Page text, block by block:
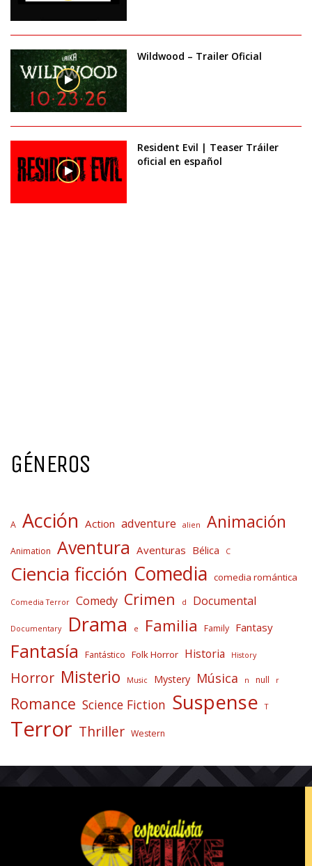
Wildwood – Trailer Oficial
Resident Evil | Teaser Tráiler
oficial en español
GÉNEROS
A Acción Action adventure alien Animación
Animation Aventura Aventuras Bélica C
Ciencia ficción Comedia comedia romántica
Comedia Terror Comedy Crimen d Documental
Documentary Drama e Familia Family Fantasy
Fantasía Fantástico Folk Horror Historia History
Horror Misterio Music Mystery Música n null r
Romance Science Fiction Suspense T
Terror Thriller Western